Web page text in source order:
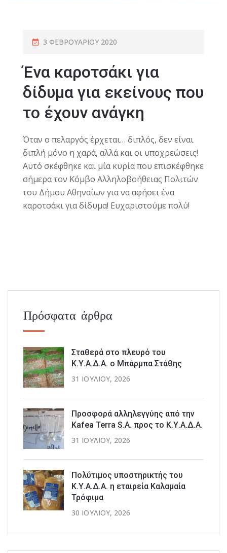
3 ΦΕΒΡΟΥΑΡΊΟΥ 2020
Ένα καροτσάκι για
δίδυμα για εκείνους που
το έχουν ανάγκη
Όταν ο πελαργός έρχεται… διπλός, δεν είναι
διπλή μόνο η χαρά, αλλά και οι υποχρεώσεις!
Αυτό σκέφθηκε και μία κυρία που επισκέφθηκε
σήμερα τον Κόμβο Αλληλοβοήθειας Πολιτών
του Δήμου Αθηναίων για να αφήσει ένα
καροτσάκι για δίδυμα! Ευχαριστούμε πολύ!
Πρόσφατα άρθρα
Σταθερά στο πλευρό του
Κ.Υ.Α.Δ.Α. ο Μπάρμπα Στάθης
31 ΙΟΥΛΊΟΥ, 2026
Προσφορά αλληλεγγύης από την
Kafea Terra S.A. προς το Κ.Υ.Α.Δ.Α.
31 ΙΟΥΛΊΟΥ, 2026
Πολύτιμος υποστηρικτής του
Κ.Υ.Α.Δ.Α. η εταιρεία Καλαμαία
Τρόφιμα
30 ΙΟΥΛΊΟΥ, 2026